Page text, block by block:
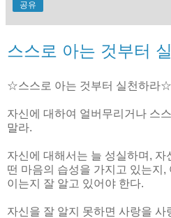
공유
스스로 아는 것부터
☆스스로 아는 것부터 실천하라☆
자신에 대하여 얼버무리거나 스
말라.
자신에 대해서는 늘 성실하며, 자
떤 마음의 습성을 가지고 있는지,
이는지 잘 알고 있어야 한다.
자신을 잘 알지 못하면 사랑을